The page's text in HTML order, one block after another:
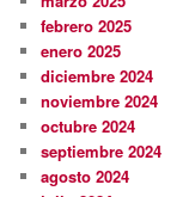
febrero 2025
enero 2025
diciembre 2024
noviembre 2024
octubre 2024
septiembre 2024
agosto 2024